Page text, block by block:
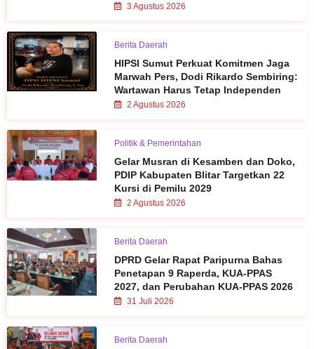
3 Agustus 2026
Berita Daerah
HIPSI Sumut Perkuat Komitmen Jaga
Marwah Pers, Dodi Rikardo Sembiring:
Wartawan Harus Tetap Independen
2 Agustus 2026
Politik & Pemerintahan
Gelar Musran di Kesamben dan Doko,
PDIP Kabupaten Blitar Targetkan 22
Kursi di Pemilu 2029
2 Agustus 2026
Berita Daerah
DPRD Gelar Rapat Paripurna Bahas
Penetapan 9 Raperda, KUA-PPAS
2027, dan Perubahan KUA-PPAS 2026
31 Juli 2026
Berita Daerah